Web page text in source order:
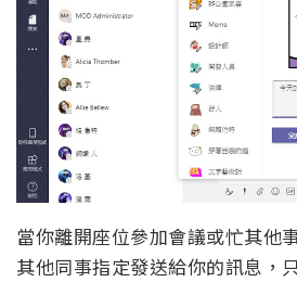
當你離開座位參加會議或忙其他
其他同事指定發送給你的訊息，